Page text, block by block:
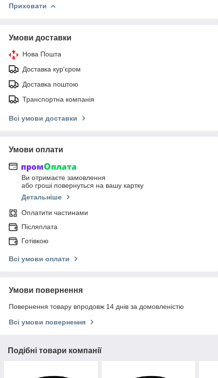
Приховати
Умови доставки
Нова Пошта
Доставка кур'єром
Доставка поштою
Транспортна компанія
Всі умови доставки
Умови оплати
Ви отримаєте замовлення
або гроші повернуться на вашу картку
Детальніше
Оплатити частинами
Післяплата
Готівкою
Всі умови оплати
Умови повернення
Повернення товару впродовж 14 днів за домовленістю
Всі умови повернення
Подібні товари компанії